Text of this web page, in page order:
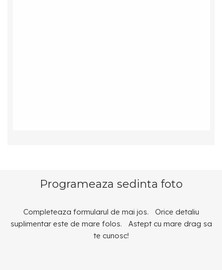
Programeaza sedinta foto
Completeaza formularul de mai jos. Orice detaliu
suplimentar este de mare folos. Astept cu mare drag sa
te cunosc!